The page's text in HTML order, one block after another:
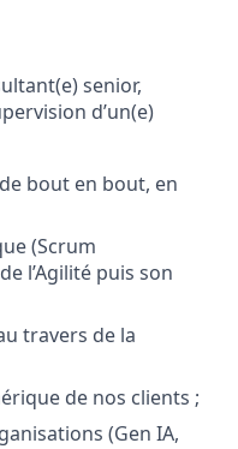
senior,
d’un(e)
bout en bout, en
(Scrum
l’Agilité puis son
travers de la
de nos clients ;
(Gen IA,